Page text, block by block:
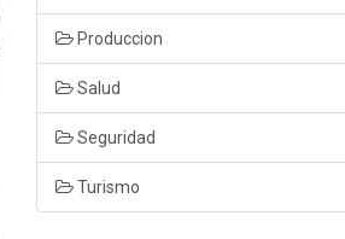
Produccion
Salud
Seguridad
Turismo